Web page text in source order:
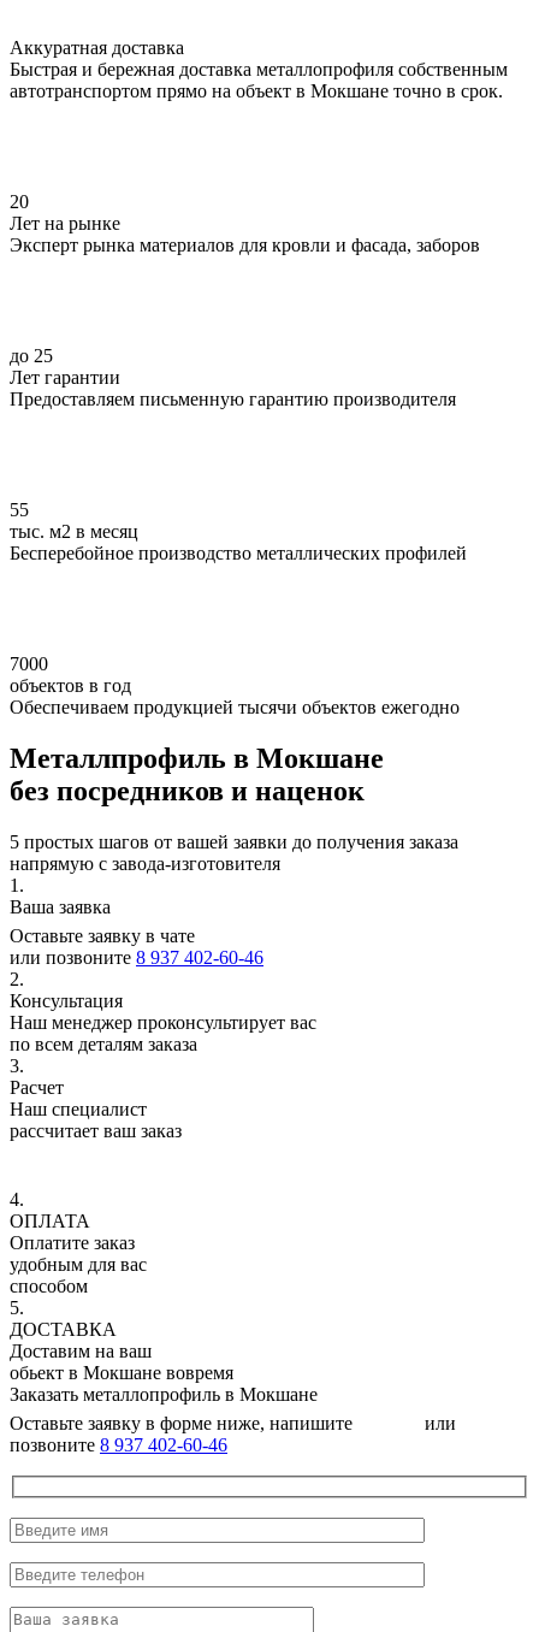
Аккуратная доставка
Быстрая и бережная доставка металлопрофиля собственным
автотранспортом прямо на объект в Мокшане точно в срок.
20
Лет на рынке
Эксперт рынка материалов для кровли и фасада, заборов
до 25
Лет гарантии
Предоставляем письменную гарантию производителя
55
тыс. м2 в месяц
Бесперебойное производство металлических профилей
7000
объектов в год
Обеспечиваем продукцией тысячи объектов ежегодно
Металлпрофиль в Мокшане
без посредников и наценок
5 простых шагов от вашей заявки до получения заказа
напрямую с завода-изготовителя
1.
Ваша заявка
Оставьте заявку в чате
или позвоните 8 937 402-60-46
2.
Консультация
Наш менеджер проконсультирует вас
по всем деталям заказа
3.
Расчет
Наш специалист
рассчитает ваш заказ
4.
ОПЛАТА
Оплатите заказ
удобным для вас
способом
5.
ДОСТАВКА
Доставим на ваш
обьект в Мокшане вовремя
Заказать металлопрофиль в Мокшане
Оставьте заявку в форме ниже, напишите
или
позвоните 8 937 402-60-46